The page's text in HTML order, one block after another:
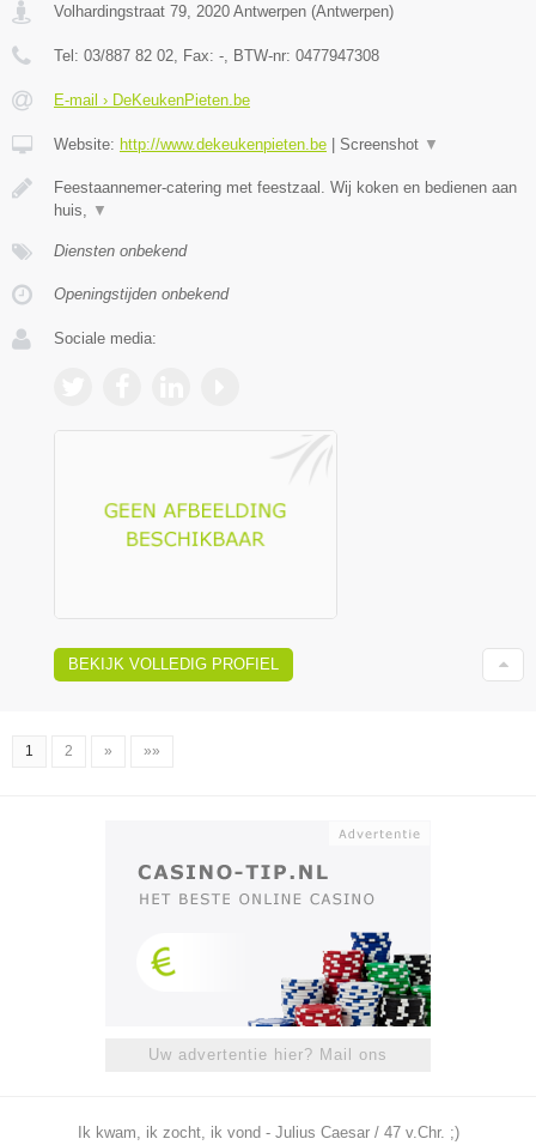
Volhardingstraat 79 2020 Antwerpen (Antwerpen)
Tel: 03/887 82 02 , Fax: - , BTW-nr: 0477947308
E-mail › DeKeukenPieten.be
Website: http://www.dekeukenpieten.be Screenshot ▼
Feestaannemer-catering met feestzaal. Wij koken en bedienen aan
huis,
▼
Diensten onbekend
Openingstijden onbekend
Sociale media:
BEKIJK VOLLEDIG PROFIEL
1 2 » »»
Uw advertentie hier? Mail ons
Ik kwam, ik zocht, ik vond - Julius Caesar / 47 v.Chr. ;)